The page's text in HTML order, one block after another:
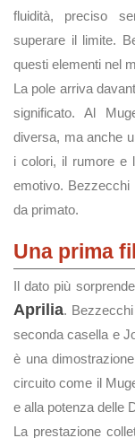
fluidità, preciso
superare il limite.
questi elementi nel
La pole arriva
significato. Al
diversa, ma anche
i colori, il rumore e
emotivo. Bezzecchi
da primato.
Una prima
Il dato più
Aprilia.
seconda casella e
è una
circuito come il
e alla potenza delle
La prestazione